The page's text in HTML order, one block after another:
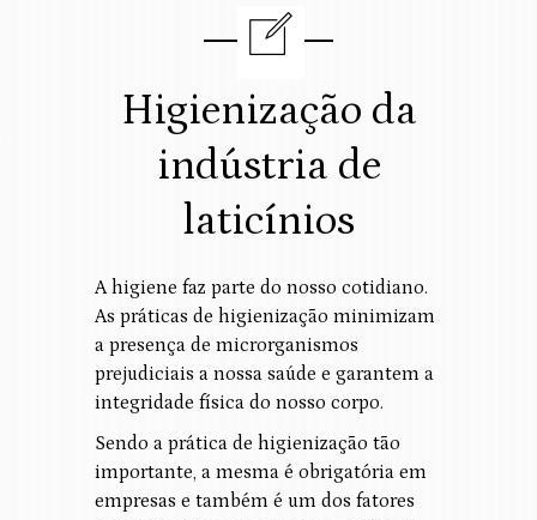
Higienização da
indústria de
laticínios
A higiene faz parte do nosso cotidiano.
As práticas de higienização minimizam
a presença de microrganismos
prejudiciais a nossa saúde e garantem a
integridade física do nosso corpo.
Sendo a prática de higienização tão
importante, a mesma é obrigatória em
empresas e também é um dos fatores